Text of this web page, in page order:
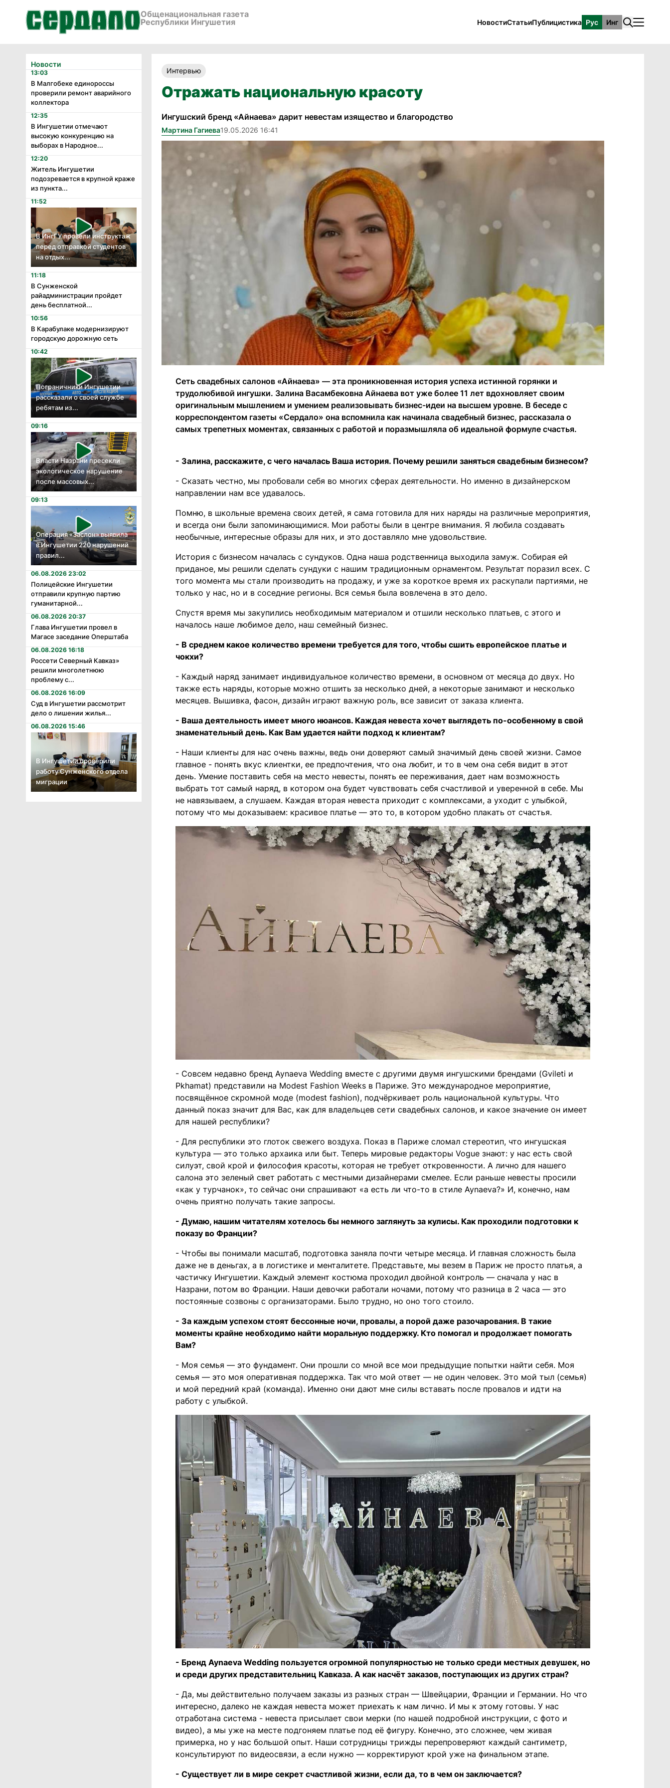
Общенациональная газета
Республики Ингушетия
НовостиСтатьиПублицистика Рус Инг
Новости
13:03
В Малгобеке единороссы
проверили ремонт аварийного
коллектора
12:35
В Ингушетии отмечают
высокую конкуренцию на
выборах в Народное...
12:20
Житель Ингушетии
подозревается в крупной краже
из пункта...
11:52
В ИнгГУ провели инструктаж
перед отправкой студентов
на отдых...
11:18
В Сунженской
райадминистрации пройдет
день бесплатной...
10:56
В Карабулаке модернизируют
городскую дорожную сеть
10:42
Пограничники Ингушетии
рассказали о своей службе
ребятам из...
09:16
Власти Назрани пресекли
экологическое нарушение
после массовых...
09:13
Операция «Заслон» выявила
в Ингушетии 220 нарушений
правил...
06.08.2026 23:02
Полицейские Ингушетии
отправили крупную партию
гуманитарной...
06.08.2026 20:37
Глава Ингушетии провел в
Магасе заседание Оперштаба
06.08.2026 16:18
Россети Северный Кавказ»
решили многолетнюю
проблему с...
06.08.2026 16:09
Суд в Ингушетии рассмотрит
дело о лишении жилья...
06.08.2026 15:46
В Ингушетии проверили
работу Сунженского отдела
миграции
Интервью
Отражать национальную красоту
Ингушский бренд «Айнаева» дарит невестам изящество и благородство
Мартина Гагиева19.05.2026 16:41
Сеть свадебных салонов «Айнаева» — эта проникновенная история успеха истинной горянки и
трудолюбивой ингушки. Залина Васамбековна Айнаева вот уже более 11 лет вдохновляет своим
оригинальным мышлением и умением реализовывать бизнес-идеи на высшем уровне. В беседе с
корреспондентом газеты «Сердало» она вспомнила как начинала свадебный бизнес, рассказала о
самых трепетных моментах, связанных с работой и поразмышляла об идеальной формуле счастья.
- Залина, расскажите, с чего началась Ваша история. Почему решили заняться свадебным бизнесом?
- Сказать честно, мы пробовали себя во многих сферах деятельности. Но именно в дизайнерском
направлении нам все удавалось.
Помню, в школьные времена своих детей, я сама готовила для них наряды на различные мероприятия,
и всегда они были запоминающимися. Мои работы были в центре внимания. Я любила создавать
необычные, интересные образы для них, и это доставляло мне удовольствие.
История с бизнесом началась с сундуков. Одна наша родственница выходила замуж. Собирая ей
приданое, мы решили сделать сундуки с нашим традиционным орнаментом. Результат поразил всех. С
того момента мы стали производить на продажу, и уже за короткое время их раскупали партиями, не
только у нас, но и в соседние регионы. Вся семья была вовлечена в это дело.
Спустя время мы закупились необходимым материалом и отшили несколько платьев, с этого и
началось наше любимое дело, наш семейный бизнес.
- В среднем какое количество времени требуется для того, чтобы сшить европейское платье и
чокхи?
- Каждый наряд занимает индивидуальное количество времени, в основном от месяца до двух. Но
также есть наряды, которые можно отшить за несколько дней, а некоторые занимают и несколько
месяцев. Вышивка, фасон, дизайн играют важную роль, все зависит от заказа клиента.
- Ваша деятельность имеет много нюансов. Каждая невеста хочет выглядеть по-особенному в свой
знаменательный день. Как Вам удается найти подход к клиентам?
- Наши клиенты для нас очень важны, ведь они доверяют самый значимый день своей жизни. Самое
главное - понять вкус клиентки, ее предпочтения, что она любит, и то в чем она себя видит в этот
день. Умение поставить себя на место невесты, понять ее переживания, дает нам возможность
выбрать тот самый наряд, в котором она будет чувствовать себя счастливой и уверенной в себе. Мы
не навязываем, а слушаем. Каждая вторая невеста приходит с комплексами, а уходит с улыбкой,
потому что мы доказываем: красивое платье — это то, в котором удобно плакать от счастья.
- Совсем недавно бренд Aynaeva Wedding вместе с другими двумя ингушскими брендами (Gvileti и
Pkhamat) представили на Modest Fashion Weeks в Париже. Это международное мероприятие,
посвящённое скромной моде (modest fashion), подчёркивает роль национальной культуры. Что
данный показ значит для Вас, как для владельцев сети свадебных салонов, и какое значение он имеет
для нашей республики?
- Для республики это глоток свежего воздуха. Показ в Париже сломал стереотип, что ингушская
культура — это только архаика или быт. Теперь мировые редакторы Vogue знают: у нас есть свой
силуэт, свой крой и философия красоты, которая не требует откровенности. А лично для нашего
салона это зеленый свет работать с местными дизайнерами смелее. Если раньше невесты просили
«как у турчанок», то сейчас они спрашивают «а есть ли что-то в стиле Aynaeva?» И, конечно, нам
очень приятно получать такие запросы.
- Думаю, нашим читателям хотелось бы немного заглянуть за кулисы. Как проходили подготовки к
показу во Франции?
- Чтобы вы понимали масштаб, подготовка заняла почти четыре месяца. И главная сложность была
даже не в деньгах, а в логистике и менталитете. Представьте, мы везем в Париж не просто платья, а
частичку Ингушетии. Каждый элемент костюма проходил двойной контроль — сначала у нас в
Назрани, потом во Франции. Наши девочки работали ночами, потому что разница в 2 часа — это
постоянные созвоны с организаторами. Было трудно, но оно того стоило.
- За каждым успехом стоят бессонные ночи, провалы, а порой даже разочарования. В такие
моменты крайне необходимо найти моральную поддержку. Кто помогал и продолжает помогать
Вам?
- Моя семья — это фундамент. Они прошли со мной все мои предыдущие попытки найти себя. Моя
семья — это моя оперативная поддержка. Так что мой ответ — не один человек. Это мой тыл (семья)
и мой передний край (команда). Именно они дают мне силы вставать после провалов и идти на
работу с улыбкой.
- Бренд Aynaeva Wedding пользуется огромной популярностью не только среди местных девушек, но
и среди других представительниц Кавказа. А как насчёт заказов, поступающих из других стран?
- Да, мы действительно получаем заказы из разных стран — Швейцарии, Франции и Германии. Но что
интересно, далеко не каждая невеста может приехать к нам лично. И мы к этому готовы. У нас
отработана система - невеста присылает свои мерки (по нашей подробной инструкции, с фото и
видео), а мы уже на месте подгоняем платье под её фигуру. Конечно, это сложнее, чем живая
примерка, но у нас большой опыт. Наши сотрудницы трижды перепроверяют каждый сантиметр,
консультируют по видеосвязи, а если нужно — корректируют крой уже на финальном этапе.
- Существует ли в мире секрет счастливой жизни, если да, то в чем он заключается?